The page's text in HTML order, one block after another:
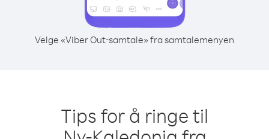
Velge «Viber Out-samtale» fra samtalemenyen
Tips for å ringe til